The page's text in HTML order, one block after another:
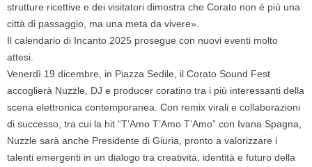
strutture ricettive e dei visitatori dimostra che Corato non è più una
città di passaggio, ma una meta da vivere».
Il calendario di Incanto 2025 prosegue con nuovi eventi molto
attesi.
Venerdì 19 dicembre , in Piazza Sedile, il Corato Sound Fest
accoglierà Nuzzle, DJ e producer coratino tra i più interessanti della
scena elettronica contemporanea. Con remix virali e collaborazioni
di successo, tra cui la hit “T’Amo T’Amo T’Amo” con Ivana Spagna,
Nuzzle sarà anche Presidente di Giuria, pronto a valorizzare i
talenti emergenti in un dialogo tra creatività, identità e futuro della